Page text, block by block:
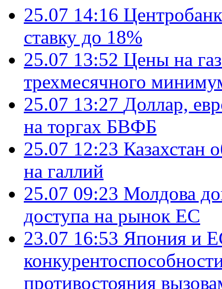
25.07 14:16
ставку до 18%
25.07 13:52 Цены на
трехмесячного
25.07 13:27 Доллар,
на торгах БВФБ
25.07 12:23 Казахстан
на галлий
25.07 09:23 Молдова
доступа на рынок ЕС
23.07 16:53 Япония и
противостояния